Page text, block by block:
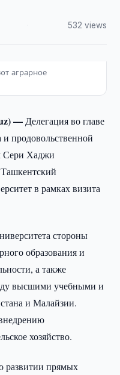
532 views
аграрное
—Делегация во главе
и продовольственной
Сери Хаджи
в рамках визита
стороны
образования и
а также
высшими учебными и
и Малайзии.
хозяйство.
развитии прямых